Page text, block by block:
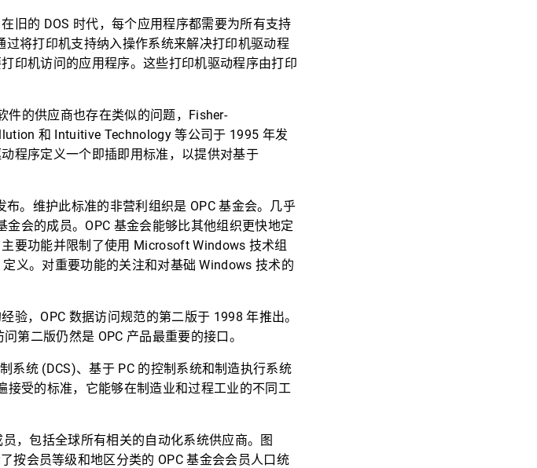
旧的 DOS 时代，每个应用程序都需要为所有支持
将打印机支持纳入操作系统来解决打印机驱动程
印机访问的应用程序。这些打印机驱动程序由打印
件的供应商也存在类似的问题，Fisher-
和 Intuitive Technology 等公司于 1995 年发
程序定义一个即插即用标准，以提供对基于
。维护此标准的非营利组织是 OPC 基金会。几乎
会的成员。OPC 基金会能够比其他组织更快地定
要功能并限制了使用 Microsoft Windows 技术组
义。对重要功能的关注和对基础 Windows 技术的
验，OPC 数据访问规范的第二版于 1998 年推出。
第二版仍然是 OPC 产品最重要的接口。
系统 (DCS)、基于 PC 的控制系统和制造执行系统
接受的标准，它能够在制造业和过程工业的不同工
，包括全球所有相关的自动化系统供应商。图
按会员等级和地区分类的 OPC 基金会会员人口统